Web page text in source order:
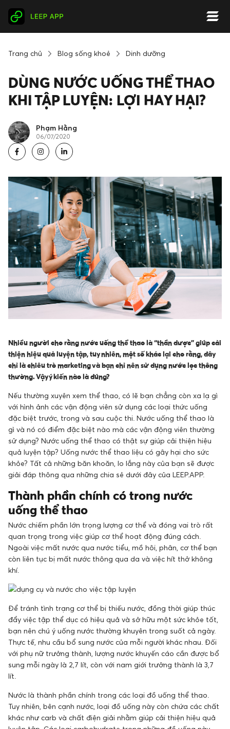
Trang chủ Blog sống khoẻ Dinh dưỡng
DÙNG NƯỚC UỐNG THỂ THAO
KHI TẬP LUYỆN: LỢI HAY HẠI?
Phạm Hằng
06/07/2020
Nhiều người cho rằng nước uống thể thao là “thần dược” giúp cải
thiện hiệu quả luyện tập, tuy nhiên, một số khác lại cho rằng, đây
chỉ là chiêu trò marketing và bạn chỉ nên sử dụng nước lọc thông
thường. Vậy ý kiến nào là đúng?
Nếu thường xuyên xem thể thao, có lẽ bạn chẳng còn xa lạ gì
với hình ảnh các vận động viên sử dụng các loại thức uống
đặc biệt trước, trong và sau cuộc thi. Nước uống thể thao là
gì và nó có điểm đặc biệt nào mà các vận động viên thường
sử dụng? Nước uống thể thao có thật sự giúp cải thiện hiệu
quả luyện tập? Uống nước thể thao liệu có gây hại cho sức
khỏe? Tất cả những băn khoăn, lo lắng này của bạn sẽ được
giải đáp thông qua những chia sẻ dưới đây của LEEP.APP.
Thành phần chính có trong nước
uống thể thao
Nước chiếm phần lớn trọng lượng cơ thể và đóng vai trò rất
quan trọng trong việc giúp cơ thể hoạt động đúng cách.
Ngoài việc mất nước qua nước tiểu, mồ hôi, phân, cơ thể bạn
còn liên tục bị mất nước thông qua da và việc hít thở không
khí.
Để tránh tình trạng cơ thể bị thiếu nước, đồng thời giúp thúc
đẩy việc tập thể dục có hiệu quả và sở hữu một sức khỏe tốt,
bạn nên chú ý uống nước thường khuyên trong suốt cả ngày.
Thực tế, nhu cầu bổ sung nước của mỗi người khác nhau. Đối
với phụ nữ trưởng thành, lượng nước khuyến cáo cần được bổ
sung mỗi ngày là 2,7 lít, còn với nam giới trưởng thành là 3,7
lít.
Nước là thành phần chính trong các loại đồ uống thể thao.
Tuy nhiên, bên cạnh nước, loại đồ uống này còn chứa các chất
khác như carb và chất điện giải nhằm giúp cải thiện hiệu quả